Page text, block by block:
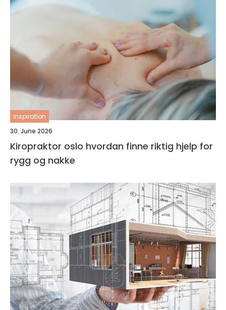
inspiration
30. June 2026
Kiropraktor oslo hvordan finne riktig hjelp for
rygg og nakke